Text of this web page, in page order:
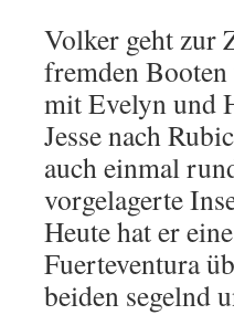
Volker geht zur
fremden
mit Evelyn und
Jesse nach
auch einmal
vorgelagerte
Heute hat er
Fuerteventura
beiden segelnd